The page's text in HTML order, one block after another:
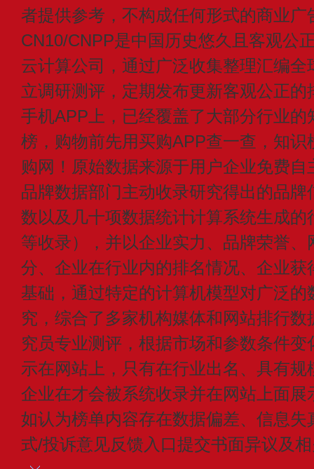
者提供参考，不构成任何形式的商业广
CN10/CNPP是中国历史悠久且客观公
云计算公司，通过广泛收集整理汇编
立调研测评，定期发布更新客观公正
手机APP上，已经覆盖了大部分行业
榜，购物前先用买购APP查一查，知
购网！原始数据来源于用户企业免费
品牌数据部门主动收录研究得出的品
数以及几十项数据统计计算系统生成
等收录），并以企业实力、品牌荣誉
分、企业在行业内的排名情况、企业
基础，通过特定的计算机模型对广泛
究，综合了多家机构媒体和网站排行
究员专业测评，根据市场和参数条件
示在网站上，只有在行业出名、具有
企业在才会被系统收录并在网站上面
如认为榜单内容存在数据偏差、信息
式/投诉意见反馈入口提交书面异议及